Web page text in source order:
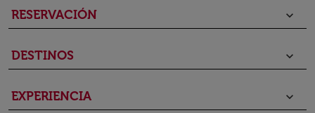
RESERVACIÓN keyboard_arrow_down
DESTINOS keyboard_arrow_down
EXPERIENCIA keyboard_arrow_down